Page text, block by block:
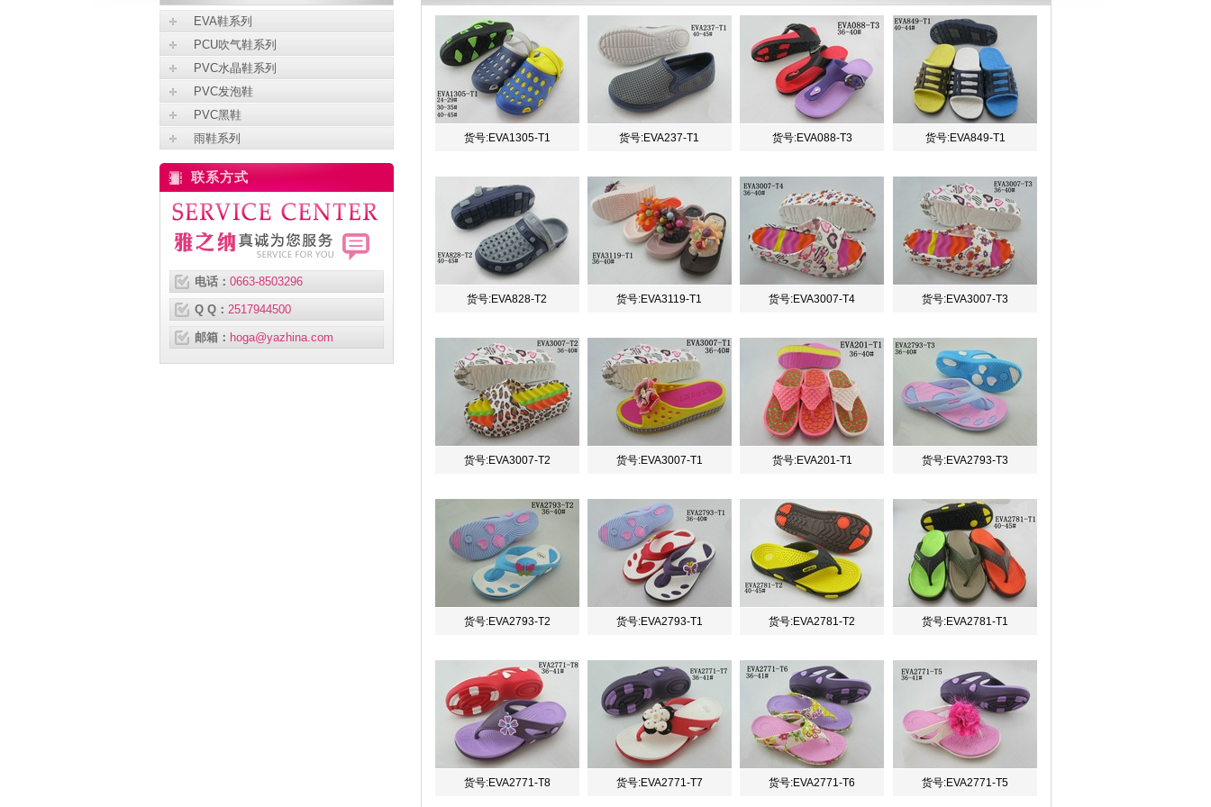
货号:EVA1305-T1 货号:EVA237-T1 货号:EVA088-T3 货号:EVA849-T1
货号:EVA828-T2 货号:EVA3119-T1 货号:EVA3007-T4 货号:EVA3007-T3
货号:EVA3007-T2 货号:EVA3007-T1 货号:EVA201-T1 货号:EVA2793-T3
货号:EVA2793-T2 货号:EVA2793-T1 货号:EVA2781-T2 货号:EVA2781-T1
货号:EVA2771-T8 货号:EVA2771-T7 货号:EVA2771-T6 货号:EVA2771-T5
EVA鞋系列
PCU吹气鞋系列
PVC水晶鞋系列
PVC发泡鞋
PVC黑鞋
雨鞋系列
联系方式
电话： 0663-8503296
Q Q： 2517944500
邮箱： hoga@yazhina.com